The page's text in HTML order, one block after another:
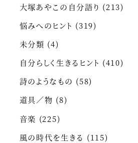
大塚あやこの自分語り (213)
悩みへのヒント (319)
未分類 (4)
自分らしく生きるヒント (410)
詩のようなもの (58)
道具／物 (8)
音楽 (225)
風の時代を生きる (115)